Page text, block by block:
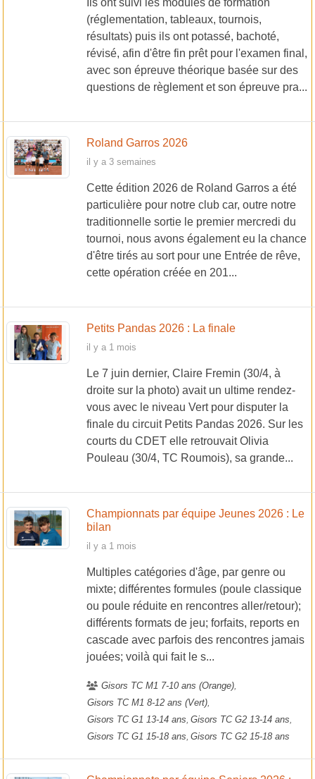
Ils ont suivi les modules de formation
(réglementation, tableaux, tournois,
résultats) puis ils ont potassé, bachoté,
révisé, afin d'être fin prêt pour l'examen final,
avec son épreuve théorique basée sur des
questions de règlement et son épreuve pra...
Roland Garros 2026
il y a 3 semaines
Cette édition 2026 de Roland Garros a été
particulière pour notre club car, outre notre
traditionnelle sortie le premier mercredi du
tournoi, nous avons également eu la chance
d'être tirés au sort pour une Entrée de rêve,
cette opération créée en 201...
Petits Pandas 2026 : La finale
il y a 1 mois
Le 7 juin dernier, Claire Fremin (30/4, à
droite sur la photo) avait un ultime rendez-
vous avec le niveau Vert pour disputer la
finale du circuit Petits Pandas 2026. Sur les
courts du CDET elle retrouvait Olivia
Pouleau (30/4, TC Roumois), sa grande...
Championnats par équipe Jeunes 2026 : Le
bilan
il y a 1 mois
Multiples catégories d'âge, par genre ou
mixte; différentes formules (poule classique
ou poule réduite en rencontres aller/retour);
différents formats de jeu; forfaits, reports en
cascade avec parfois des rencontres jamais
jouées; voilà qui fait le s...
Gisors TC M1 7-10 ans (Orange)
Gisors TC M1 8-12 ans (Vert)
Gisors TC G1 13-14 ans Gisors TC G2 13-14 ans
Gisors TC G1 15-18 ans Gisors TC G2 15-18 ans